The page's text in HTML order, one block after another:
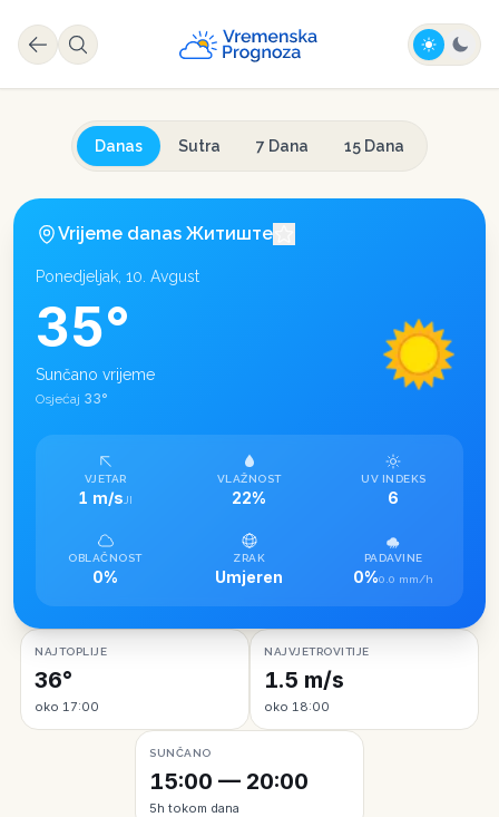
Danas Sutra 7 Dana 15 Dana
Vrijeme danas Житиште
Ponedjeljak, 10. Avgust
35°
Sunčano vrijeme
Osjećaj 33°
VJETAR
1 m/s JI
VLAŽNOST
22%
UV INDEKS
6
OBLAČNOST
0%
ZRAK
Umjeren
PADAVINE
0%0.0 mm/h
NAJTOPLIJE
36°
oko 17:00
NAJVJETROVITIJE
1.5 m/s
oko 18:00
SUNČANO
15:00 — 20:00
5h tokom dana